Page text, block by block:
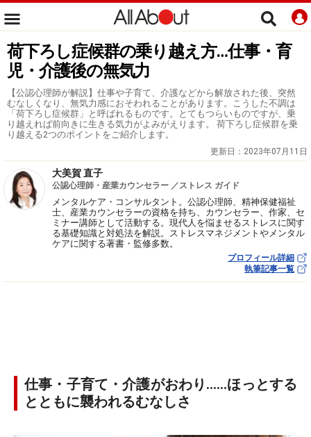
荷下ろし症候群の乗り越え方…仕事・育
児・介護後の無気力
【公認心理師が解説】仕事や子育て、介護などから解放された後、突然
むなしくなり、無気力感におそわれることがあります。こうした不調は
「荷下ろし症候群」と呼ばれるものです。とてもつらいものですが、乗
り越えれば前向きに生きる気力がよみがえります。 荷下ろし症候群を乗
り越える2つのポイントをご紹介します。
更新日： 2023年07月11日
大美賀 直子
公認心理師・産業カウンセラー ／ストレス ガイド
メンタルケア・コンサルタント。公認心理師、精神保健福祉
士、産業カウンセラーの資格を持ち、カウンセラー、作家、セ
ミナー講師として活動する。現代人を悩ませるストレスに関す
る基礎知識と対処法を解説。ストレスマネジメントやメンタル
ケアに関する著書・監修多数。
プロフィール詳細
執筆記事一覧
仕事・子育て・介護がおわり……ほっとする
とともに襲われるむなしさ